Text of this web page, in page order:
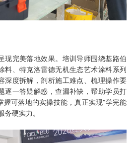
现完美落地效果。培训导师围绕基路伯
料、特克洛雷德无机生态艺术涂料系列
深度拆解，剖析施工难点、梳理操作要
逐一答疑解惑，查漏补缺，帮助学员打
可落地的实操技能，真正实现“学完能
务硬实力。